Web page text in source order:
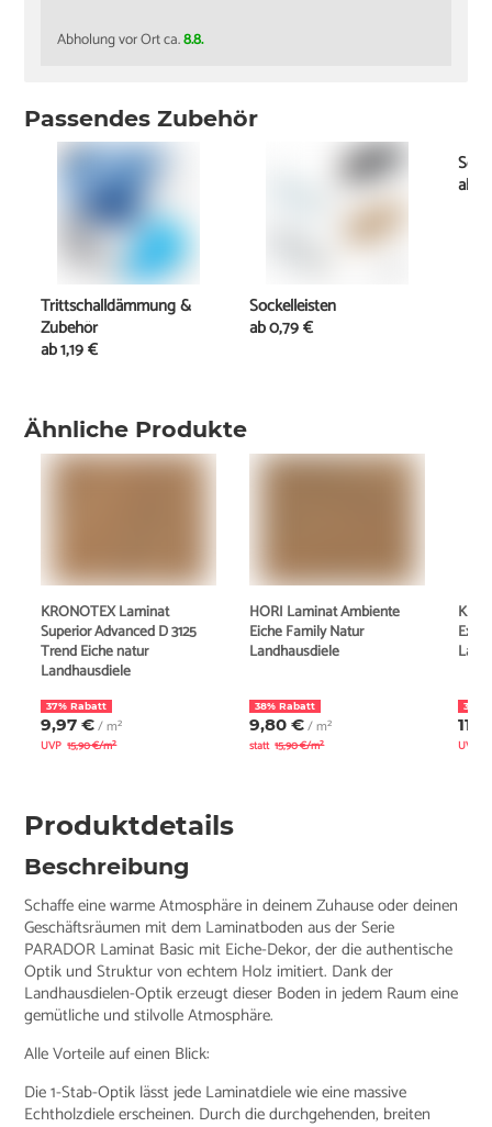
Abholung vor Ort ca.8.8.
Ähnliche Produkte
KRONOTEX Laminat
Superior Advanced D 3125
Trend Eiche natur
Landhausdiele
37% Rabatt
9,97 €/ m²
UVP 15,90 €/m²
HORI Laminat Ambiente
Eiche Family Natur
Landhausdiele
38% Rabatt
9,80 €/ m²
statt 15,90 €/m²
30%
UVP
Produktdetails
Beschreibung
Schaffe eine warme Atmosphäre in deinem Zuhause oder deinen
Geschäftsräumen mit dem Laminatboden aus der Serie
PARADOR Laminat Basic mit Eiche-Dekor, der die authentische
Optik und Struktur von echtem Holz imitiert. Dank der
Landhausdielen-Optik erzeugt dieser Boden in jedem Raum eine
gemütliche und stilvolle Atmosphäre.
Alle Vorteile auf einen Blick:
Die 1-Stab-Optik lässt jede Laminatdiele wie eine massive
Echtholzdiele erscheinen. Durch die durchgehenden, breiten
Passendes Zubehör
Trittschalldämmung &
Zubehör
ab1,19 €
Sockelleisten
ab0,79 €
ab